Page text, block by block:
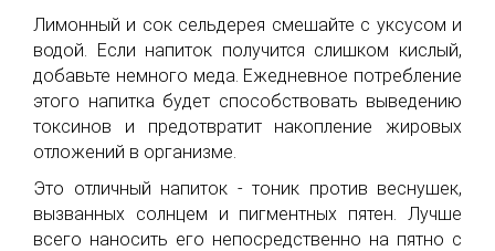
Лимонный и сок сельдерея смешайте с уксусом и
водой. Если напиток получится слишком кислый,
добавьте немного меда. Ежедневное потребление
этого напитка будет способствовать выведению
токсинов и предотвратит накопление жировых
отложений в организме.
Это отличный напиток - тоник против веснушек,
вызванных солнцем и пигментных пятен. Лучше
всего наносить его непосредственно на пятно с